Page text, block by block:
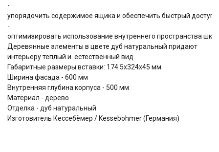
-
упорядочить содержимое ящика и обеспечить быстрый
-
оптимизировать использование внутреннего пространства
Деревянные элементы в цвете дуб натуральный придают
интерьеру теплый и естественный вид
Габаритные размеры вставки: 174.5х324х45 мм
Ширина фасада - 600 мм
Внутренняя глубина корпуса - 500 мм
Материал - дерево
Отделка - дуб натуральный
Изготовитель Кессебёмер / Kessebohmer (Германия)